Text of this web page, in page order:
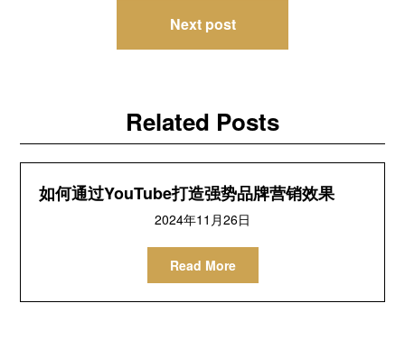
Next post
Related Posts
如何通过YouTube打造强势品牌营销效果
2024年11月26日
Read More